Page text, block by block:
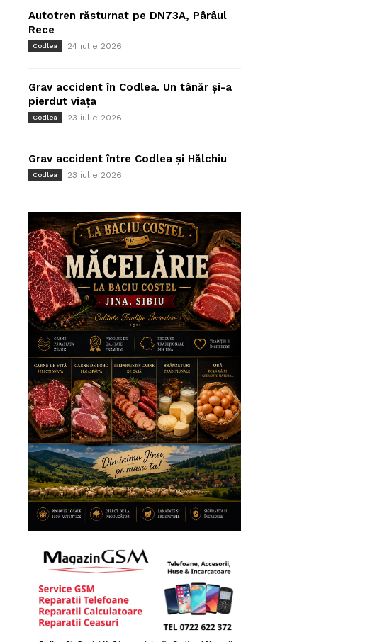
Autotren răsturnat pe DN73A, Pârâul
Rece
Codlea 24 iulie 2026
Grav accident în Codlea. Un tânăr și-a
pierdut viața
Codlea 23 iulie 2026
Grav accident între Codlea și Hălchiu
Codlea 23 iulie 2026